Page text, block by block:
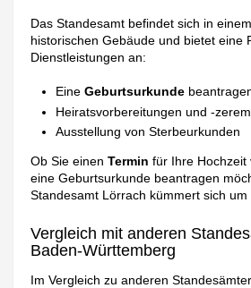
Das Standesamt befindet sich in
historischen Gebäude und bietet eine
Dienstleistungen an:
EineGeburtsurkunde
Heiratsvorbereitungen und -
Ausstellung von Sterbeurkunden
Ob Sie einenTermin für Ihre
eine Geburtsurkunde beantragen
Standesamt Lörrach kümmert sich um
Vergleich mit anderen
Baden-Württemberg
Im Vergleich zu anderen